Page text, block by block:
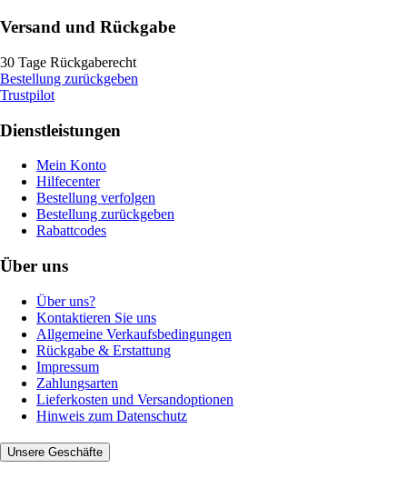
Versand und Rückgabe
30 Tage Rückgaberecht
Bestellung zurückgeben
Trustpilot
Dienstleistungen
Mein Konto
Hilfecenter
Bestellung verfolgen
Bestellung zurückgeben
Rabattcodes
Über uns
Über uns?
Kontaktieren Sie uns
Allgemeine Verkaufsbedingungen
Rückgabe & Erstattung
Impressum
Zahlungsarten
Lieferkosten und Versandoptionen
Hinweis zum Datenschutz
Unsere Geschäfte